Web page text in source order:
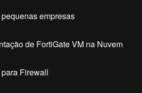
empresas
de FortiGate VM na Nuvem
Firewall